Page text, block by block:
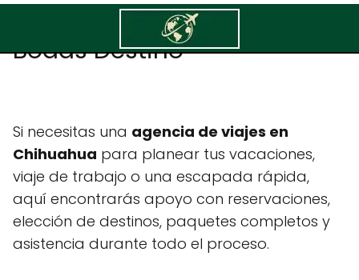
Casa Del Mar Viajes Y
Bodas Destino
Si necesitas una agencia de viajes en
Chihuahua para planear tus vacaciones,
viaje de trabajo o una escapada rápida,
aquí encontrarás apoyo con reservaciones,
elección de destinos, paquetes completos y
asistencia durante todo el proceso.